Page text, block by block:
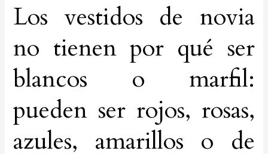
Los vestidos de novia
no tienen por qué ser
blancos o marfil:
pueden ser rojos, rosas,
azules, amarillos o de